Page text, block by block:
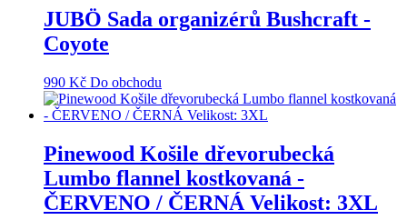
JUBÖ Sada organizérů Bushcraft -
Coyote
990 Kč Do obchodu
Pinewood Košile dřevorubecká
Lumbo flannel kostkovaná -
ČERVENO / ČERNÁ Velikost: 3XL